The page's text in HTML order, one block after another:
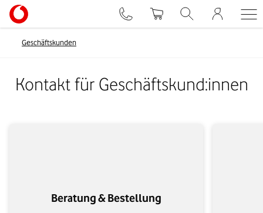
Geschäftskunden
Kontakt für Geschäftskund:innen
Beratung & Bestellung